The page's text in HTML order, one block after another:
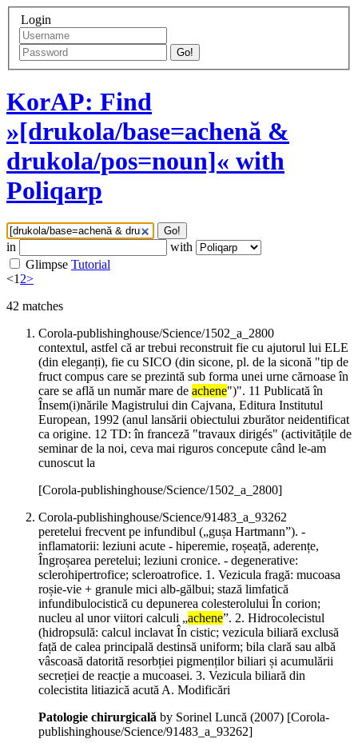
Login
Go!
KorAP: Find
»[drukola/base=achenă &
drukola/pos=noun]« with
Poliqarp
Go!
in
with
Glimpse Tutorial
<12>
42 matches
Corola-publishinghouse/Science/1502_a_2800
contextul, astfel că ar trebui reconstruit fie cu ajutorul lui ELE
(din eleganți), fie cu SICO (din sicone, pl. de la siconă "tip de
fruct compus care se prezintă sub forma unei urne cărnoase în
care se află un număr mare de achene")". 11 Publicată în
Însem(i)nările Magistrului din Cajvana, Editura Institutul
European, 1992 (anul lansării obiectului zburător neidentificat
ca origine. 12 TD: în franceză "travaux dirigés" (activitățile de
seminar de la noi, ceva mai riguros concepute când le-am
cunoscut la
[Corola-publishinghouse/Science/1502_a_2800]
Corola-publishinghouse/Science/91483_a_93262
peretelui frecvent pe infundibul („gușa Hartmann”). -
inflamatorii: leziuni acute - hiperemie, roșeață, aderențe,
Îngroșarea peretelui; leziuni cronice. - degenerative:
sclerohipertrofice; scleroatrofice. 1. Vezicula fragă: mucoasa
roșie-vie + granule mici alb-gălbui; stază limfatică
infundibulocistică cu depunerea colesterolului În corion;
nucleu al unor viitori calculi „achene”. 2. Hidrocolecistul
(hidropsulă: calcul inclavat În cistic; vezicula biliară exclusă
față de calea principală destinsă uniform; bila clară sau albă
vâscoasă datorită resorbției pigmenților biliari și acumulării
secreției de reacție a mucoasei. 3. Vezicula biliară din
colecistita litiazică acută A. Modificări
Patologie chirurgicală by Sorinel Luncă (2007) [Corola-
publishinghouse/Science/91483_a_93262]